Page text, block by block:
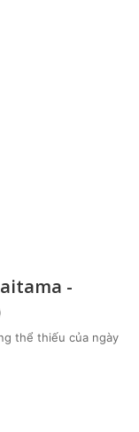
-
thể thiếu của ngày